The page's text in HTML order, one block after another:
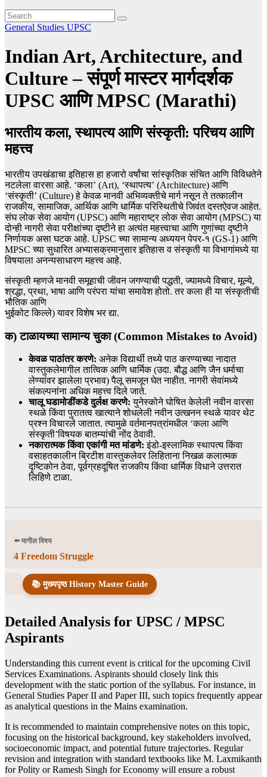
General Studies UPSC
Indian Art, Architecture, and
Culture – संपूर्ण मास्टर मार्गदर्शक
UPSC आणि MPSC (Marathi)
भारतीय कला, स्थापत्य आणि संस्कृती: परिचय आणि
महत्त्व
भारतीय उपखंडाचा इतिहास हा हजारो वर्षांचा सांस्कृतिक संचित आणि विविधतेने
नटलेला वारसा आहे. ‘कला’ (Art), ‘स्थापत्य’ (Architecture) आणि
‘संस्कृती’ (Culture) हे केवळ मानवी अभिव्यक्तीचे मार्ग नसून ते तत्कालीन
राजकीय, सामाजिक, आर्थिक आणि धार्मिक परिस्थितीचे जिवंत दस्तऐवज आहेत.
संघ लोक सेवा आयोग (UPSC) आणि महाराष्ट्र लोक सेवा आयोग (MPSC) या
दोन्ही नागरी सेवा परीक्षांच्या दृष्टीने हा अत्यंत महत्त्वाचा आणि गुणांच्या दृष्टीने
निर्णायक असा घटक आहे. UPSC च्या सामान्य अध्ययन पेपर-१ (GS-1) आणि
MPSC च्या सुधारित अभ्यासक्रमानुसार इतिहास व संस्कृती या विभागांमध्ये या
विषयाला अनन्यसाधारण महत्त्व आहे.
संस्कृती म्हणजे मानवी समूहाची जीवन जगण्याची पद्धती, ज्यामध्ये विचार, मूल्ये,
श्रद्धा, प्रथा, भाषा आणि परंपरा यांचा समावेश होतो. तर कला ही या संस्कृतीची
भौतिक आणि
भुईकोट किल्ले) यावर विशेष भर द्या.
क) टाळायच्या सामान्य चुका (Common Mistakes to Avoid)
केवळ पाठांतर करणे: अनेक विद्यार्थी तथ्ये पाठ करण्याच्या नादात
वास्तुकलेमागील तात्विक आणि धार्मिक (उदा. बौद्ध आणि जैन धर्माचा
लेण्यांवर झालेला प्रभाव) पैलू समजून घेत नाहीत. नागरी सेवांमध्ये
संकल्पनांना अधिक महत्त्व दिले जाते.
चालू घडामोडींकडे दुर्लक्ष करणे: युनेस्कोने घोषित केलेली नवीन वारसा
स्थळे किंवा पुरातत्व खात्याने शोधलेली नवीन उत्खनन स्थळे यावर थेट
प्रश्न विचारले जातात. त्यामुळे वर्तमानपत्रांमधील ‘कला आणि
संस्कृती’विषयक बातम्यांची नोंद ठेवावी.
नकारात्मक किंवा एकांगी मत मांडणे: इंडो-इस्लामिक स्थापत्य किंवा
वसाहतकालीन ब्रिटीश वास्तुकलेवर लिहिताना निखळ कलात्मक
दृष्टिकोन ठेवा, पूर्वग्रहदूषित राजकीय किंवा धार्मिक विधाने उत्तरात
लिहिणे टाळा.
⬅️ मागील विषय
4 Freedom Struggle
📚 मुख्यपृष्ठ History Master Guide
Detailed Analysis for UPSC / MPSC
Aspirants
Understanding this current event is critical for the upcoming Civil
Services Examinations. Aspirants should closely link this
development with the static portion of the syllabus. For instance, in
General Studies Paper II and Paper III, such topics frequently appear
as analytical questions in the Mains examination.
It is recommended to maintain comprehensive notes on this topic,
focusing on the historical background, key stakeholders involved,
socioeconomic impact, and potential future trajectories. Regular
revision and integration with standard textbooks like M. Laxmikanth
for Polity or Ramesh Singh for Economy will ensure a robust